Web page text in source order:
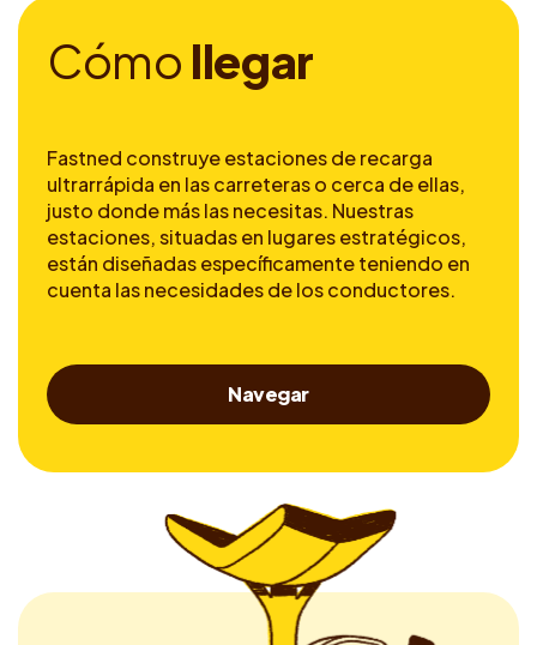
Cómo llegar
Fastned construye estaciones de recarga
ultrarrápida en las carreteras o cerca de ellas,
justo donde más las necesitas. Nuestras
estaciones, situadas en lugares estratégicos,
están diseñadas específicamente teniendo en
cuenta las necesidades de los conductores.
Navegar